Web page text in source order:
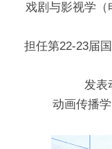
戏剧与影视学（
担任第22-23届
发表
动画传播